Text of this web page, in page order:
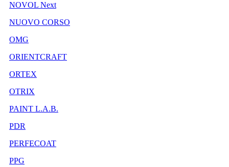
NOVOL Next
NUOVO CORSO
OMG
ORIENTCRAFT
ORTEX
OTRIX
PAINT L.A.B.
PDR
PERFECOAT
PPG